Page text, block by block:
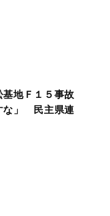
地Ｆ１５事故
な」 民主県連